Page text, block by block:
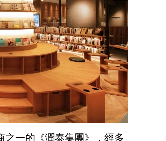
之一的《潤泰集團》，經多